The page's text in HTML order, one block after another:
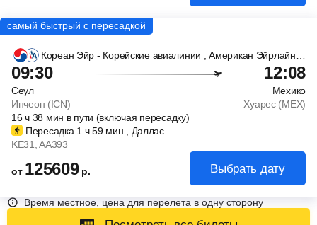
Кореан Эйр - Корейские авиалинии , Американ Эйрлайнс - Американские Авиалинии
09:30 12:08
Сеул
Мехико
Инчеон (ICN)
Хуарес (MEX)
16ч38 мин в пути (включая пересадку)
Пересадка 1 ч59 мин , Даллас
KE31 , AA393
от 125609 р. Выбрать дату
Время местное, цена для перелета в одну сторону